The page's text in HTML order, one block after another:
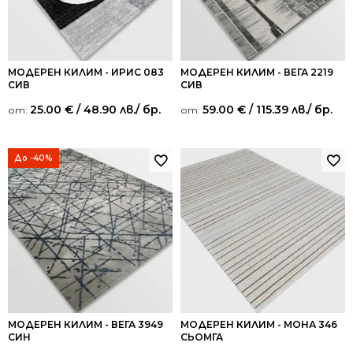
МОДЕРЕН КИЛИМ - ИРИС 083
СИВ
от: 25.00 € / 48.90 лв./ бр.
МОДЕРЕН КИЛИМ - ВЕГА 2219
СИВ
от: 59.00 € / 115.39 лв./ бр.
До -40%
МОДЕРЕН КИЛИМ - ВЕГА 3949
СИН
МОДЕРЕН КИЛИМ - МОНА 346
СЬОМГА